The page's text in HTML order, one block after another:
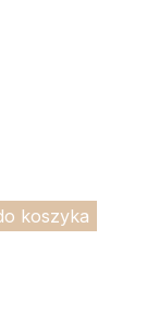
koszyka